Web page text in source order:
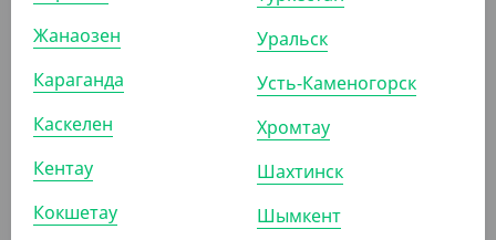
Коробка для пиццы, 400*400*40 мм, гофро, крафт
КОР (50)
Жанаозен
Караганда
Каскелен
Кентау
Кокшетау
Уральск
Усть-Каменогорск
Хромтау
Шахтинск
Шымкент